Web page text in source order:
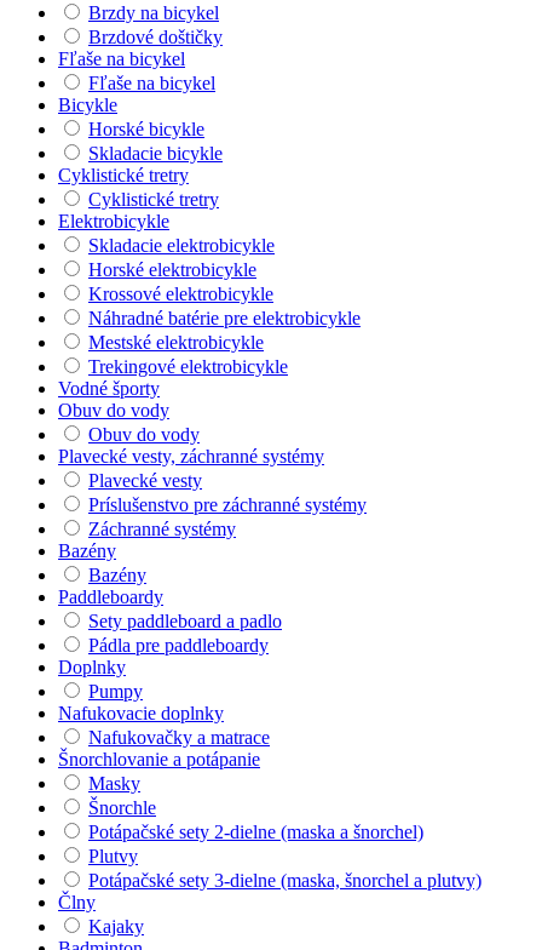
Brzdy na bicykel
Brzdové doštičky
Fľaše na bicykel
Fľaše na bicykel
Bicykle
Horské bicykle
Skladacie bicykle
Cyklistické tretry
Cyklistické tretry
Elektrobicykle
Skladacie elektrobicykle
Horské elektrobicykle
Krossové elektrobicykle
Náhradné batérie pre elektrobicykle
Mestské elektrobicykle
Trekingové elektrobicykle
Vodné športy
Obuv do vody
Obuv do vody
Plavecké vesty, záchranné systémy
Plavecké vesty
Príslušenstvo pre záchranné systémy
Záchranné systémy
Bazény
Bazény
Paddleboardy
Sety paddleboard a padlo
Pádla pre paddleboardy
Doplnky
Pumpy
Nafukovacie doplnky
Nafukovačky a matrace
Šnorchlovanie a potápanie
Masky
Šnorchle
Potápačské sety 2-dielne (maska a šnorchel)
Plutvy
Potápačské sety 3-dielne (maska, šnorchel a plutvy)
Člny
Kajaky